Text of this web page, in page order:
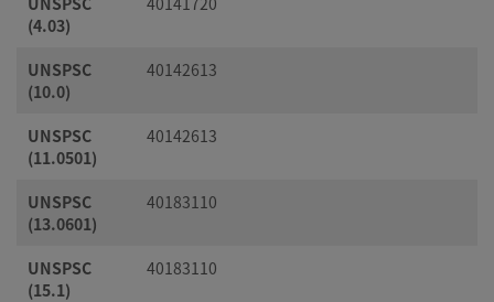
(4.03)
UNSPSC
(10.0)
40142613
UNSPSC
(11.0501)
40142613
UNSPSC
(13.0601)
40183110
UNSPSC
(15.1)
40183110